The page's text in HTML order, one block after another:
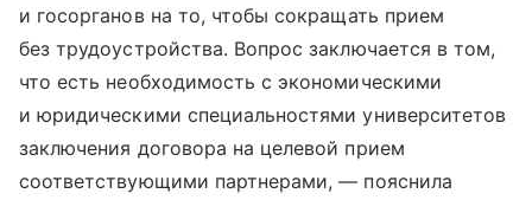
и госорганов на то, чтобы сокращать прием
без трудоустройства. Вопрос заключается в том,
что есть необходимость с экономическими
и юридическими специальностями университетов
заключения договора на целевой прием
соответствующими партнерами, — пояснила